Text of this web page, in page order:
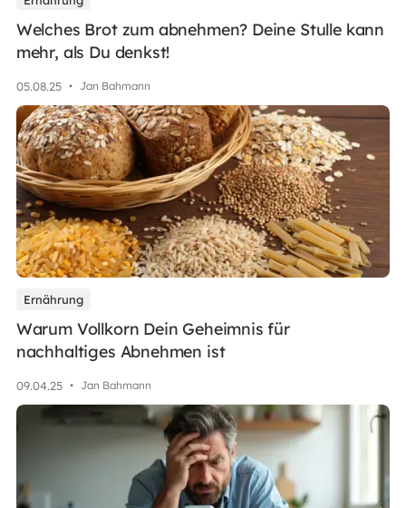
Welches Brot zum abnehmen? Deine Stulle kann
mehr, als Du denkst!
05.08.25 • Jan Bahmann
Ernährung
Warum Vollkorn Dein Geheimnis für
nachhaltiges Abnehmen ist
09.04.25 • Jan Bahmann